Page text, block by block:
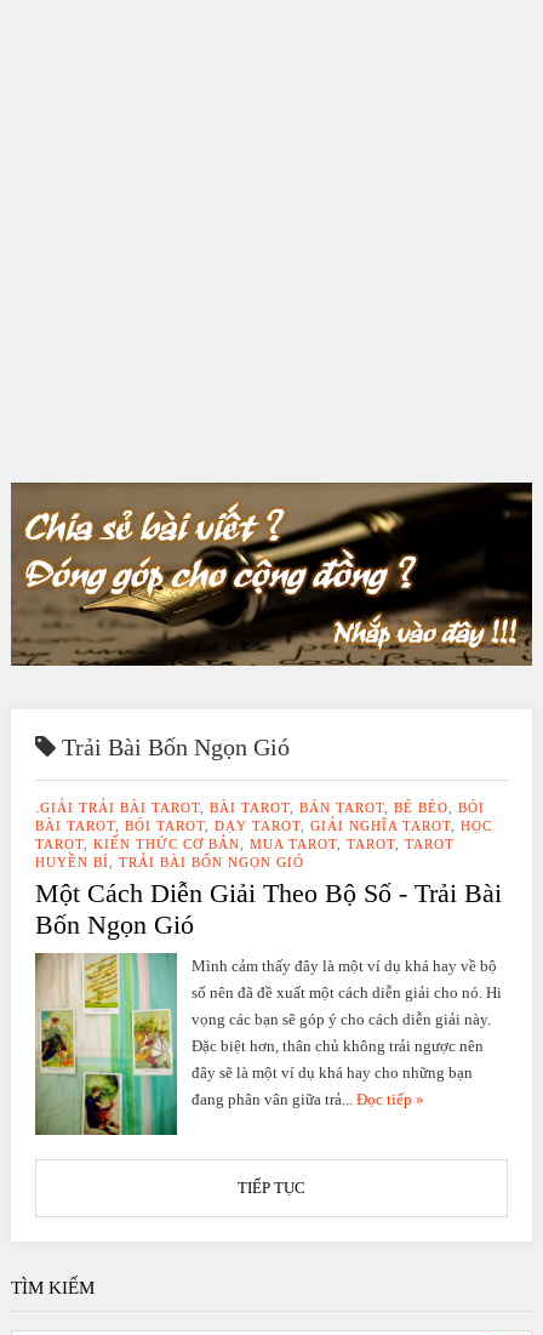
Trải Bài Bốn Ngọn Gió
.GIẢI TRẢI BÀI TAROT, BÀI TAROT, BÁN TAROT, BÉ BÉO, BÓI
BÀI TAROT, BÓI TAROT, DẠY TAROT, GIẢI NGHĨA TAROT, HỌC
TAROT, KIẾN THỨC CƠ BẢN, MUA TAROT, TAROT, TAROT
HUYỀN BÍ, TRẢI BÀI BỐN NGỌN GIÓ
Một Cách Diễn Giải Theo Bộ Số - Trải Bài
Bốn Ngọn Gió
Mình cảm thấy đây là một ví dụ khá hay về bộ
số nên đã đề xuất một cách diễn giải cho nó. Hi
vọng các bạn sẽ góp ý cho cách diễn giải này.
Đặc biệt hơn, thân chủ không trải ngược nên
đây sẽ là một ví dụ khá hay cho những bạn
đang phân vân giữa trả... Đọc tiếp »
TIẾP TỤC
TÌM KIẾM